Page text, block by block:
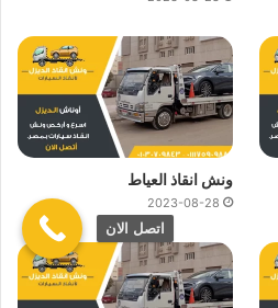
ونش انقاذ العياط
2023-08-28
اتصل الان